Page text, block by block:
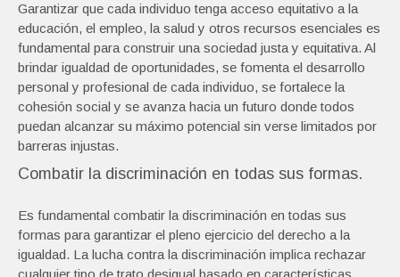
Garantizar que cada individuo tenga acceso equitativo a la
educación, el empleo, la salud y otros recursos esenciales es
fundamental para construir una sociedad justa y equitativa. Al
brindar igualdad de oportunidades, se fomenta el desarrollo
personal y profesional de cada individuo, se fortalece la
cohesión social y se avanza hacia un futuro donde todos
puedan alcanzar su máximo potencial sin verse limitados por
barreras injustas.
Combatir la discriminación en todas sus formas.
Es fundamental combatir la discriminación en todas sus
formas para garantizar el pleno ejercicio del derecho a la
igualdad. La lucha contra la discriminación implica rechazar
cualquier tipo de trato desigual basado en características